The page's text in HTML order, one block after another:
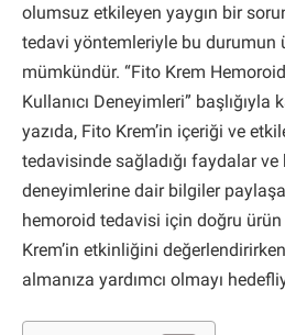
olumsuz etkileyen yaygın bir
tedavi yöntemleriyle bu durumun
mümkündür. “Fito Krem
Kullanıcı Deneyimleri” başlığıyla
yazıda, Fito Krem’in içeriği ve
tedavisinde sağladığı faydalar ve
deneyimlerine dair bilgiler
hemoroid tedavisi için doğru
Krem’in etkinliğini
almanıza yardımcı olmayı